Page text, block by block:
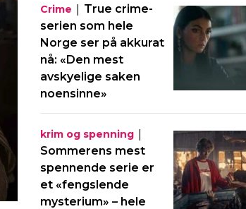
Crime | True crime-
serien som hele
Norge ser på akkurat
nå: «Den mest
avskyelige saken
noensinne»
krim og spenning|
Sommerens mest
spennende serie er
et «fengslende
mysterium» – hele